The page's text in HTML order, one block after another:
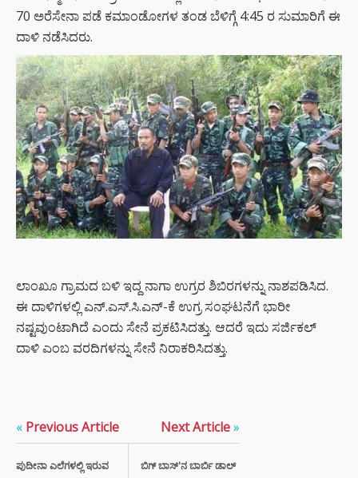
70 ಅರೆಸೇನಾ ಪಡೆ ಕಮಾಂಡೋಗಳ ತಂಡ ಬೆಳಿಗ್ಗೆ 4:45 ರ ಸುಮಾರಿಗೆ ಈ
ದಾಳಿ ನಡೆಸಿದರು.
ಲಾಂಖೂ ಗ್ರಾಮದ ಬಳಿ ಇದ್ದ ನಾಗಾ ಉಗ್ರರ ಶಿಬಿರಗಳನ್ನು ನಾಶಪಡಿಸಿದ.
ಈ ದಾಳಿಗಳಲ್ಲಿ ಎನ್.ಎಸ್.ಸಿ.ಎನ್-ಕೆ ಉಗ್ರ ಸಂಘಟನೆಗೆ ಭಾರೀ
ನಷ್ಟವುಂಟಾಗಿದೆ ಎಂದು ಸೇನೆ ಪ್ರಕಟಿಸಿದತ್ತು. ಆದರೆ ಇದು ಸರ್ಜಿಕಲ್
ದಾಳಿ ಎಂಬ ವರದಿಗಳನ್ನು ಸೇನೆ ನಿರಾಕರಿಸಿದತ್ತು.
« Previous Article
ಪುದೀನಾ ಎಲೆಗಳಲ್ಲಿ ಇರುವ
Next Article»
ಬಿಗ್ ಬಾಸ್'ನ ಬಾರ್ಬಿ ಡಾಲ್